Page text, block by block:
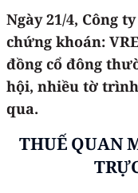
Ngày 21/4, Công
chứng khoán:
đồng cổ đông
hội, nhiều tờ
qua.
THUẾ QUAN